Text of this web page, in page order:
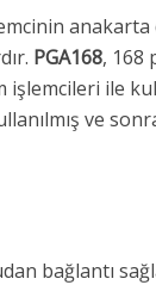
PGA168, 168
ile
ve
bağlantı